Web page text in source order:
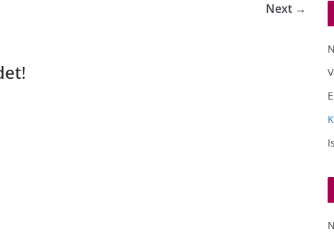
Next →